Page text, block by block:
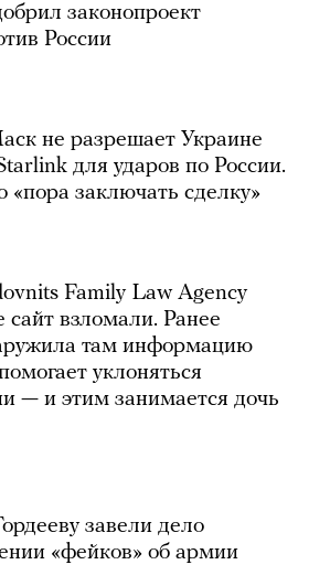
законопроект
России
не разрешает Украине
для ударов по России.
«пора заключать сделку»
Family Law Agency
сайт взломали. Ранее
там информацию
уклоняться
— и этим занимается дочь
завели дело
«фейков» об армии